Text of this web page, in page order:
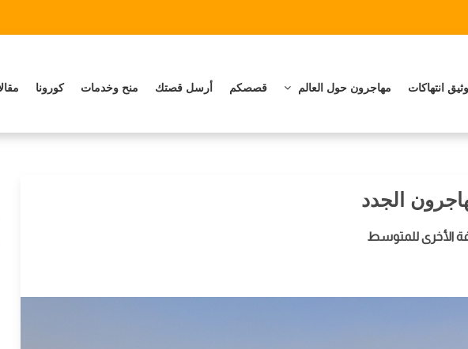
انتهاكات مهاجرون حول العالم قصصكم أرسل قصتك منح وخدمات كورونا
الجدد
الأخرى للمتوسط